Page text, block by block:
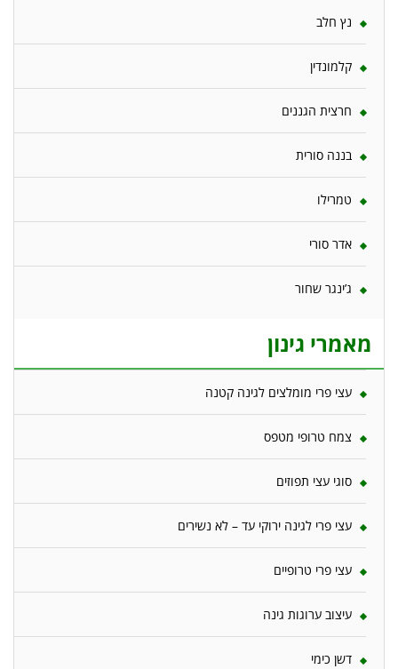
נץ חלב
קלמונדין
חרצית הגננים
בננה סורית
טמרילו
אדר סורי
ג’ינגר שחור
מאמרי גינון
עצי פרי מומלצים לגינה קטנה
צמח טרופי מטפס
סוגי עצי תפוזים
עצי פרי לגינה ירוקי עד – לא נשירים
עצי פרי טרופיים
עיצוב ערוגות גינה
דשן כימי